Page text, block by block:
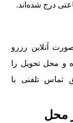
درج شده‌اند.
آنلاین رزرو
و محل تحویل را
تماس تلفنی با
محل